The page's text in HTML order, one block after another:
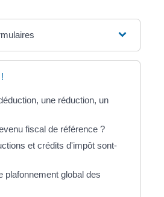
une réduction, un
fiscal de référence ?
et crédits d'impôt sont-
plafonnement global des